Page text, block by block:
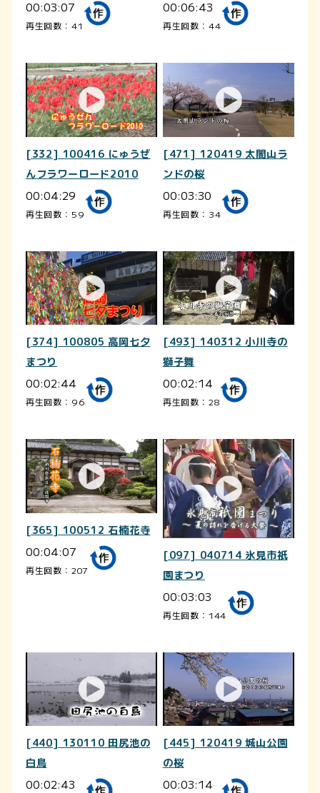
00:03:07
再生回数：41
00:06:43
再生回数：44
[332] 100416 にゅうぜ
んフラワーロード2010
00:04:29
再生回数：59
[471] 120419 太閤山ラ
ンドの桜
00:03:30
再生回数：34
[374] 100805 高岡七夕
まつり
00:02:44
再生回数：96
[493] 140312 小川寺の
獅子舞
00:02:14
再生回数：28
[365] 100512 石楠花寺
00:04:07
再生回数：207
[097] 040714 氷見市祇
園まつり
00:03:03
再生回数：144
[440] 130110 田尻池の
白鳥
00:02:43
[445] 120419 城山公園
の桜
00:03:14